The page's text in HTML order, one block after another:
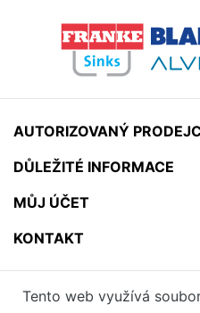
AUTORIZOVANÝ
DŮLEŽITÉ INFORMACE
MŮJ ÚČET
KONTAKT
Tento web využívá